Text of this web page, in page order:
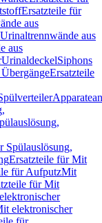
Ersatzteile für
aus
Urinaltrennwände aus
aus
UrinaldeckelSiphons
Ersatzteile
Spülauslösung,
Ersatzteile für Mit
für AufputzMit
für Mit
elektronischer